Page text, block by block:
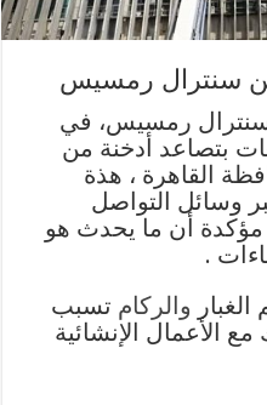
من سنترال رمسيس
سنترال رمسيس، في
بتصاعد أدخنة من
القاهرة ، هذة
وسائل التواصل
مؤكدة أن ما يحدث هو
.
والركام تسبب
مع الأعمال الإنشائية